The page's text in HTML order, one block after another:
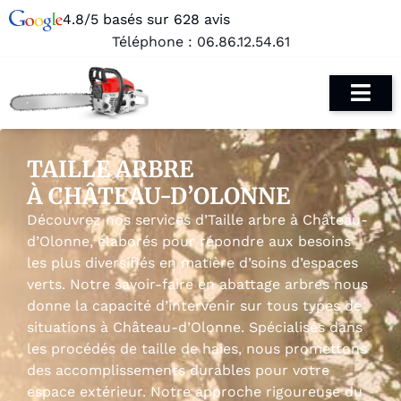
4.8/5 basés sur 628 avis
Téléphone : 06.86.12.54.61
TAILLE ARBRE
À CHÂTEAU-D’OLONNE
Découvrez nos services d’Taille arbre à Château-
d’Olonne, élaborés pour répondre aux besoins
les plus diversifiés en matière d’soins d’espaces
verts. Notre savoir-faire en abattage arbres nous
donne la capacité d’intervenir sur tous types de
situations à Château-d’Olonne. Spécialisés dans
les procédés de taille de haies, nous promettons
des accomplissements durables pour votre
espace extérieur. Notre approche rigoureuse du